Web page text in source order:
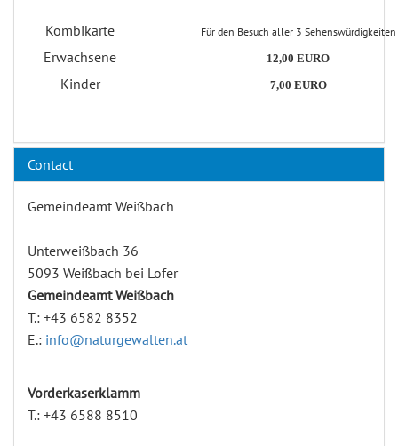
Kombikarte Für den Besuch aller 3 Sehenswürdigkeiten
Erwachsene 12,00 EURO
Kinder 7,00 EURO
Contact
Gemeindeamt Weißbach
Unterweißbach 36
5093 Weißbach bei Lofer
Gemeindeamt Weißbach
T.: +43 6582 8352
E.: info@naturgewalten.at
Vorderkaserklamm
T.: +43 6588 8510